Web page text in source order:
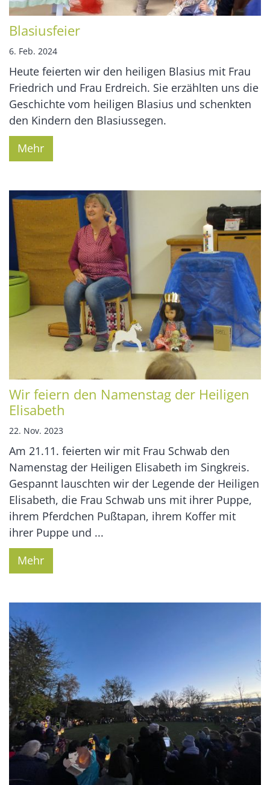
Blasiusfeier
6. Feb. 2024
Heute feierten wir den heiligen Blasius mit Frau
Friedrich und Frau Erdreich. Sie erzählten uns die
Geschichte vom heiligen Blasius und schenkten
den Kindern den Blasiussegen.
Mehr
Wir feiern den Namenstag der Heiligen
Elisabeth
22. Nov. 2023
Am 21.11. feierten wir mit Frau Schwab den
Namenstag der Heiligen Elisabeth im Singkreis.
Gespannt lauschten wir der Legende der Heiligen
Elisabeth, die Frau Schwab uns mit ihrer Puppe,
ihrem Pferdchen Pußtapan, ihrem Koffer mit
ihrer Puppe und ...
Mehr